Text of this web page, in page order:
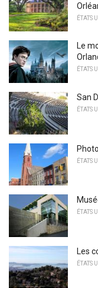
ÉTATS
Le
ÉTATS
San
ÉTATS
ÉTATS
ÉTATS
Les
ÉTATS